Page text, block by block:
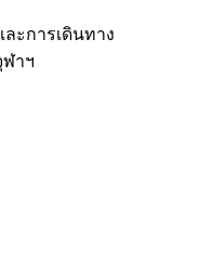
ะการเดินทาง
าฯ